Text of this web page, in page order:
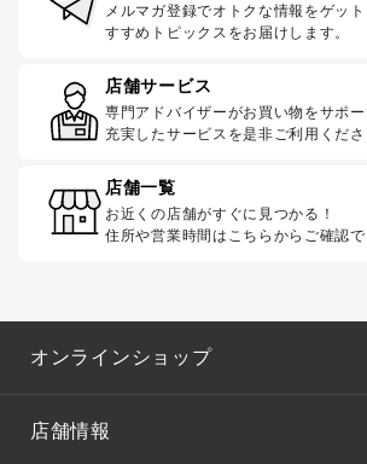
メルマガ登録でオトクな情報をゲッ
すすめトピックスをお届けします。
店舗サービス
専門アドバイザーがお買い物をサポー
充実したサービスを是非ご利用くださ
店舗一覧
お近くの店舗がすぐに見つかる！
住所や営業時間はこちらからご確認で
オンラインショップ
店舗情報